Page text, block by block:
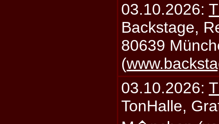
03.10.2026:
Backstage,
80639
(
03.10.2026:
TonHalle,